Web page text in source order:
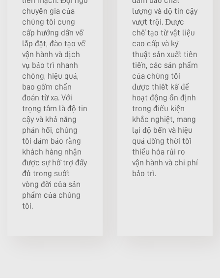
chuyên gia của
chúng tôi cung
cấp hướng dẫn về
lắp đặt, đào tạo về
vận hành và dịch
vụ bảo trì nhanh
chóng, hiệu quả,
bao gồm chẩn
đoán từ xa. Với
trọng tâm là độ tin
cậy và khả năng
phản hồi, chúng
tôi đảm bảo rằng
khách hàng nhận
được sự hỗ trợ đầy
đủ trong suốt
vòng đời của sản
phẩm của chúng
tôi.
lượng và độ tin cậy
vượt trội. Được
chế tạo từ vật liệu
cao cấp và kỹ
thuật sản xuất tiên
tiến, các sản phẩm
của chúng tôi
được thiết kế để
hoạt động ổn định
trong điều kiện
khắc nghiệt, mang
lại độ bền và hiệu
quả đồng thời tối
thiểu hóa rủi ro
vận hành và chi phí
bảo trì.